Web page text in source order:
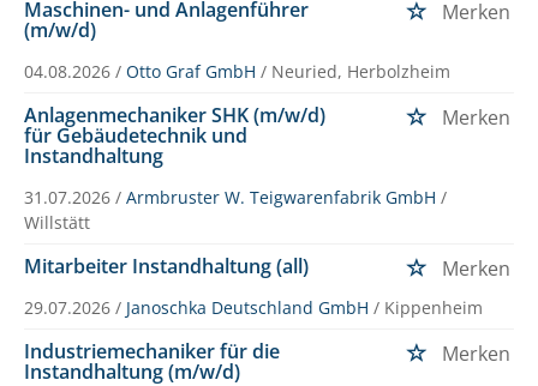
Maschinen- und Anlagenführer
(m/w/d)
Merken
04.08.2026 / Otto Graf GmbH / Neuried, Herbolzheim
Anlagenmechaniker SHK (m/w/d)
für Gebäudetechnik und
Instandhaltung
Merken
31.07.2026 / Armbruster W. Teigwarenfabrik GmbH /
Willstätt
Mitarbeiter Instandhaltung (all) Merken
29.07.2026 / Janoschka Deutschland GmbH / Kippenheim
Industriemechaniker für die
Instandhaltung (m/w/d)
Merken